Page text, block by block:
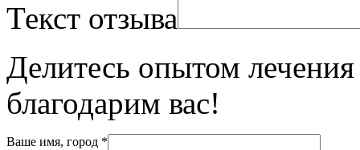
Текст отзыва
Делитесь опытом
благодарим вас!
Ваше имя, город *